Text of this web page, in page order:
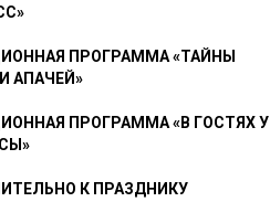
ПРОГРАММА «ТАЙНЫ
АПАЧЕЙ»
ПРОГРАММА «В ГОСТЯХ У
К ПРАЗДНИКУ